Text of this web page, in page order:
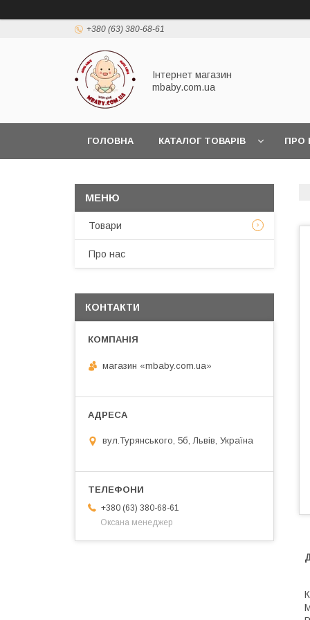
+380 (63) 380-68-61
Інтернет магазин
mbaby.com.ua
ГОЛОВНА КАТАЛОГ ТОВАРІВ ПРО
Товари
Про нас
КОНТАКТИ
магазин «mbaby.com.ua»
вул.Турянського, 5б, Львів, Україна
+380 (63) 380-68-61
Оксана менеджер